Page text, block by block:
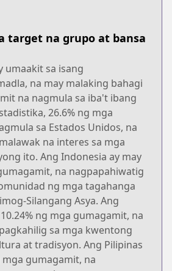
target na grupo at bansa
umaakit sa isang
na may malaking bahagi
na nagmula sa iba't ibang
26.6% ng mga
sa Estados Unidos, na
na interes sa mga
ito. Ang Indonesia ay may
na nagpapahiwatig
ng mga tagahanga
Silangang Asya. Ang
ng mga gumagamit, na
sa mga kwentong
at tradisyon. Ang Pilipinas
mga gumagamit, na